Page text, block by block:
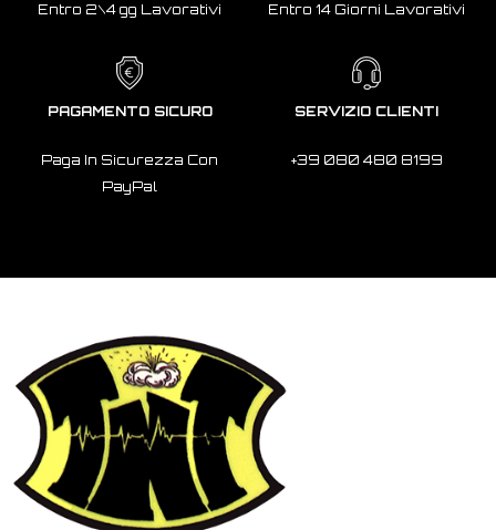
Entro 2\4 gg Lavorativi Entro 14 Giorni Lavorativi
PAGAMENTO SICURO
Paga In Sicurezza Con
PayPal
SERVIZIO CLIENTI
+39 080 480 8199